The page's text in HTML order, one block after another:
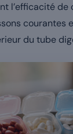
l’efficacité de
courantes
du tube